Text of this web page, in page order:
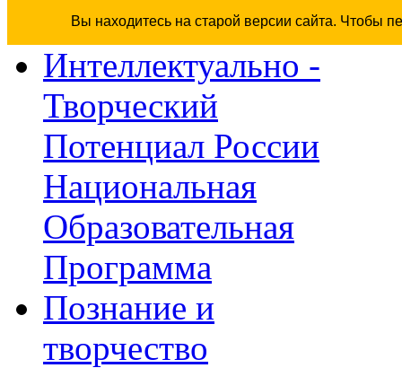
Вы находитесь на старой версии сайта. Чтобы
Интеллектуально -
Творческий
Потенциал России
Национальная
Образовательная
Программа
Познание и
творчество